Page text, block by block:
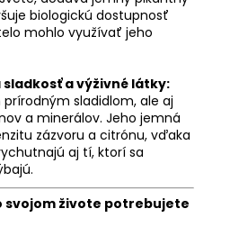
biologickú dostupnosť
mohlo využívať jeho
a výživné látky:
sladidlom, ale aj
a minerálov. Jeho jemná
zázvoru a citrónu, vďaka
aj tí, ktorí sa
svojom živote potrebujete